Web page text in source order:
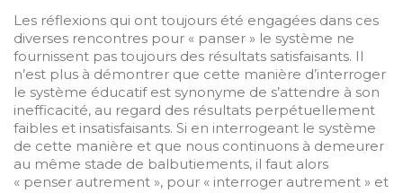
Les réflexions qui ont toujours été engagées dans ces
diverses rencontres pour « panser » le système ne
fournissent pas toujours des résultats satisfaisants. Il
n’est plus à démontrer que cette manière d’interroger
le système éducatif est synonyme de s’attendre à son
inefficacité, au regard des résultats perpétuellement
faibles et insatisfaisants. Si en interrogeant le système
de cette manière et que nous continuons à demeurer
au même stade de balbutiements, il faut alors
« penser autrement », pour « interroger autrement » et